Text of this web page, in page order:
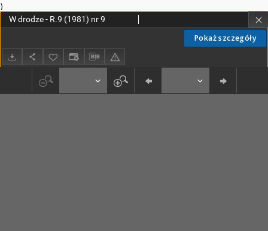
)
Pokaż szczegóły
W drodze - R.9 (1981) nr 9